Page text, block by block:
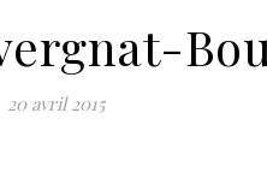
20 avril 2015